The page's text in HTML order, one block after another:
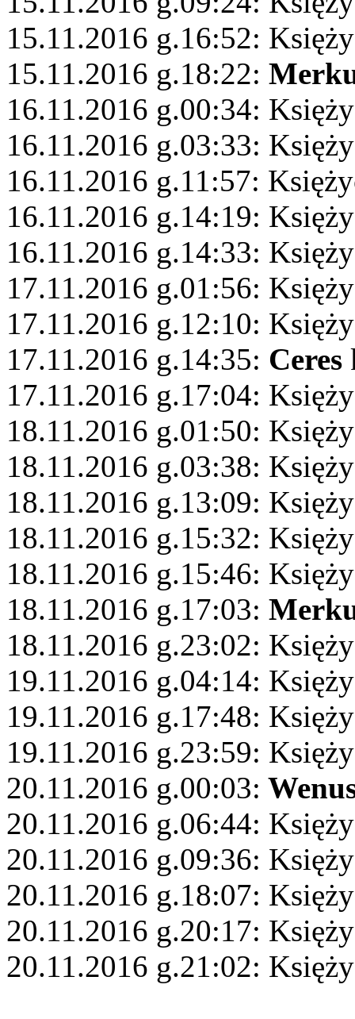
15.11.2016 g.16:52:
15.11.2016 g.18:22:
16.11.2016 g.00:34:
16.11.2016 g.03:33:
16.11.2016 g.11:57:
16.11.2016 g.14:19:
16.11.2016 g.14:33:
17.11.2016 g.01:56:
17.11.2016 g.12:10:
17.11.2016 g.14:35: Ceres
17.11.2016 g.17:04:
18.11.2016 g.01:50:
18.11.2016 g.03:38:
18.11.2016 g.13:09:
18.11.2016 g.15:32:
18.11.2016 g.15:46:
18.11.2016 g.17:03:
18.11.2016 g.23:02:
19.11.2016 g.04:14:
19.11.2016 g.17:48:
19.11.2016 g.23:59:
20.11.2016 g.00:03:
20.11.2016 g.06:44:
20.11.2016 g.09:36:
20.11.2016 g.18:07:
20.11.2016 g.20:17:
20.11.2016 g.21:02: